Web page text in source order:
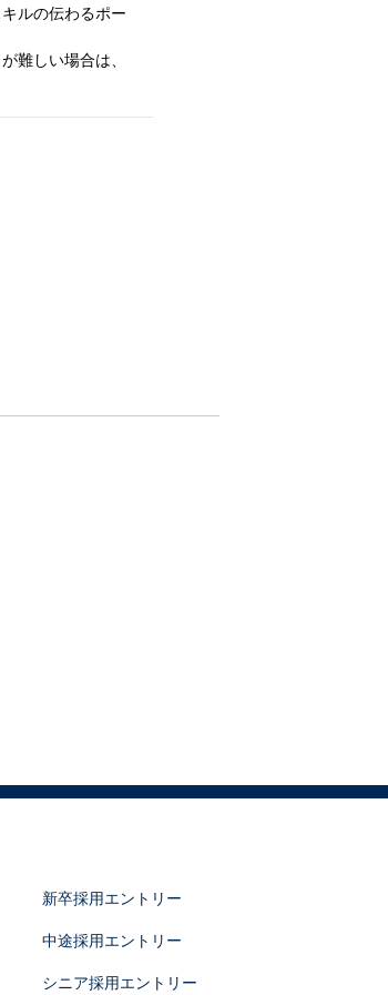
ルの伝わるポー
難しい場合は、
新卒採用エントリー
中途採用エントリー
シニア採用エントリー